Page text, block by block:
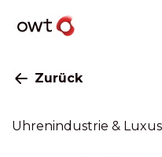
Zurück
Uhrenindustrie & Luxus